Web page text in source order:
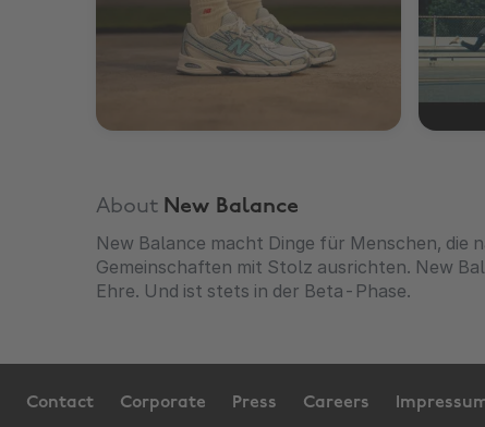
About New Balance
New Balance macht Dinge für Menschen,
Gemeinschaften mit Stolz ausrichten. New
Ehre. Und ist stets in der Beta-Phase.
Contact Corporate Press Careers